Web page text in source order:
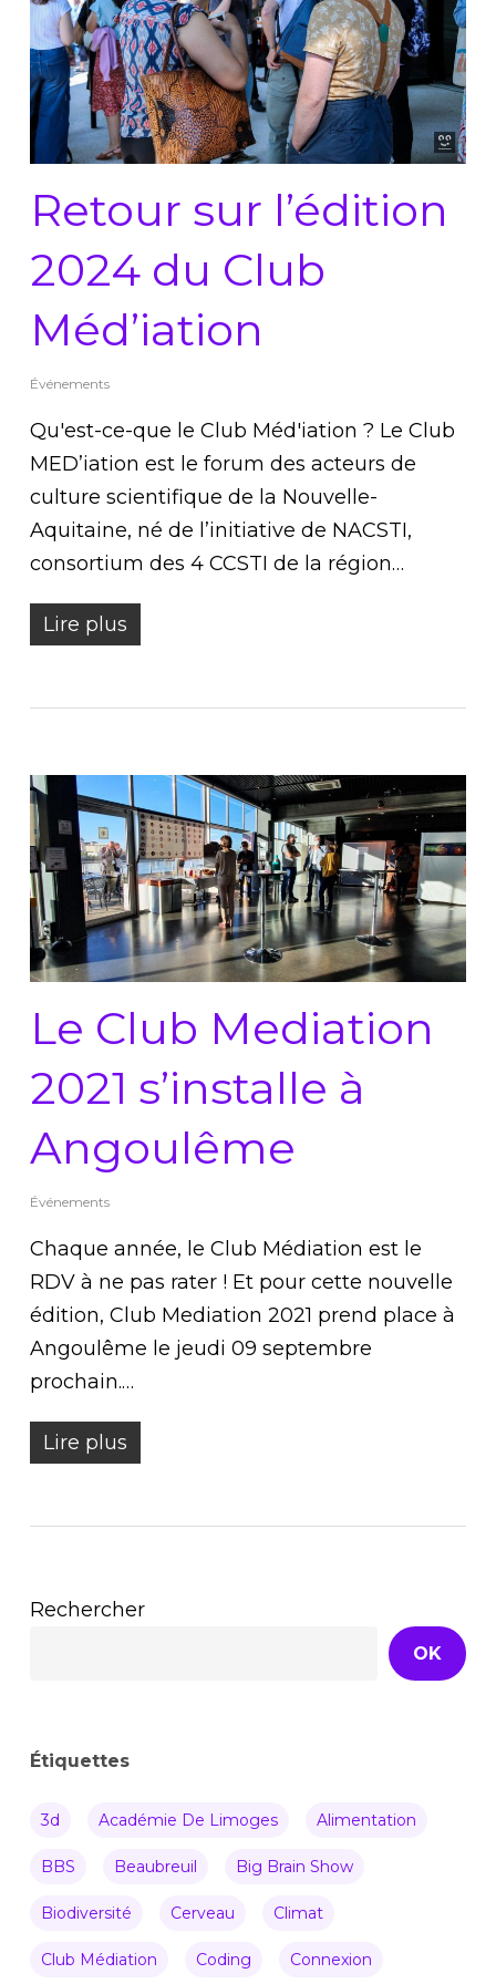
Retour sur l’édition
2024 du Club
Méd’iation
Événements
Qu'est-ce-que le Club Méd'iation ? Le Club
MED’iation est le forum des acteurs de
culture scientifique de la Nouvelle-
Aquitaine, né de l’initiative de NACSTI,
consortium des 4 CCSTI de la région…
Lire plus
Le Club Mediation
2021 s’installe à
Angoulême
Événements
Chaque année, le Club Médiation est le
RDV à ne pas rater ! Et pour cette nouvelle
édition, Club Mediation 2021 prend place à
Angoulême le jeudi 09 septembre
prochain.…
Lire plus
Rechercher
OK
Étiquettes
3d Académie De Limoges Alimentation
BBS Beaubreuil Big Brain Show
Biodiversité Cerveau Climat
Club Médiation Coding Connexion